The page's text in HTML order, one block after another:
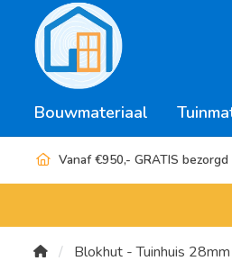
Bouwmateriaal
Vanaf €950,- GRATIS bezorgd
Blokhut - Tuinhuis